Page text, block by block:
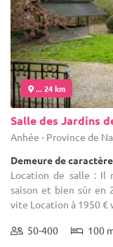
... 24 km
Salle des Jardins
Anhée - Province de
Demeure de
Location de salle : Il
saison et bien sûr en
vite Location à 1950 €
50-400 100